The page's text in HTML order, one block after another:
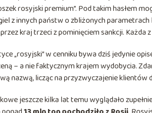
rosyjski premium”. Pod takim hasłem
z innych państw o zbliżonych
kraj trzeci z pominięciem sankcji. Każda
„rosyjski” w cenniku bywa dziś jedynie
– a nie faktycznym krajem wydobycia.
nazwą, licząc na przyzwyczajenie klientów
jeszcze kilka lat temu wyglądało